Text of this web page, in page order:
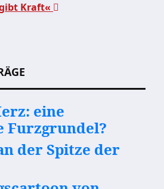
Kraft«
eine
Furzgrundel?
der Spitze der